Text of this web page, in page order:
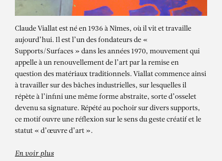
CLAUDE VIALLAT
Sans titre n°100
Claude Viallat est né en 1936 à Nîmes, où il vit et travaille
aujourd’hui. Il est l’un des fondateurs de «
Supports/Surfaces » dans les années 1970, mouvement qui
appelle à un renouvellement de l’art par la remise en
question des matériaux traditionnels. Viallat commence ainsi
à travailler sur des bâches industrielles, sur lesquelles il
répète à l’infini une même forme abstraite, sorte d’osselet
devenu sa signature. Répété au pochoir sur divers supports,
ce motif ouvre une réflexion sur le sens du geste créatif et le
statut « d’œuvre d’art ».
En voir plus